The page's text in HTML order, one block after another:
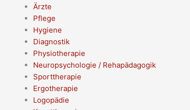
Ärzte
Pflege
Hygiene
Diagnostik
Physiotherapie
Neuropsychologie / Rehapädagogik
Sporttherapie
Ergotherapie
Logopädie